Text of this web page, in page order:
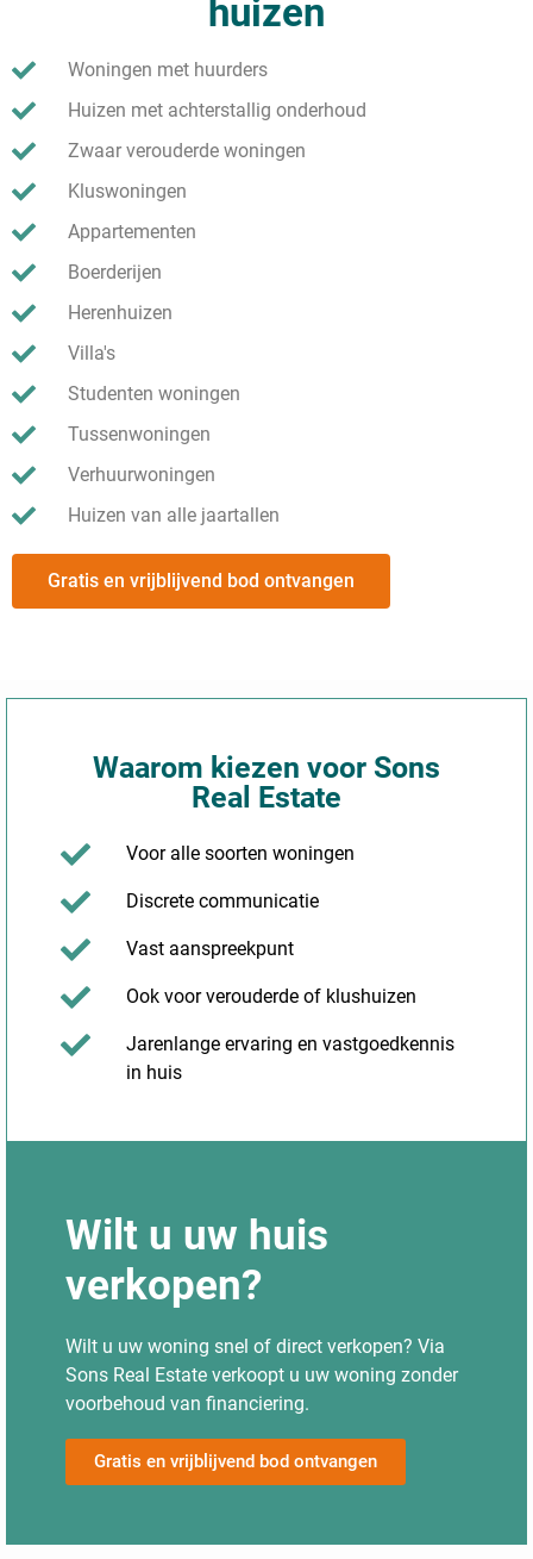
huizen
Woningen met huurders
Huizen met achterstallig onderhoud
Zwaar verouderde woningen
Kluswoningen
Appartementen
Boerderijen
Herenhuizen
Villa's
Studenten woningen
Tussenwoningen
Verhuurwoningen
Huizen van alle jaartallen
Gratis en vrijblijvend bod ontvangen
Waarom kiezen voor Sons
Real Estate
Voor alle soorten woningen
Discrete communicatie
Vast aanspreekpunt
Ook voor verouderde of klushuizen
Jarenlange ervaring en vastgoedkennis
in huis
Wilt u uw huis
verkopen?
Wilt u uw woning snel of direct verkopen? Via
Sons Real Estate verkoopt u uw woning zonder
voorbehoud van financiering.
Gratis en vrijblijvend bod ontvangen